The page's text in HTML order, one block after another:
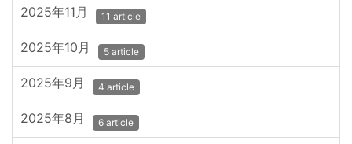
2025年11月 11 article
2025年10月 5 article
2025年9月 4 article
2025年8月 6 article